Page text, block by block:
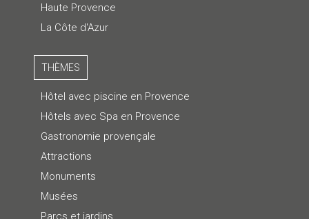
Haute Provence
La Côte d'Azur
THÈMES
Hôtel avec piscine en Provence
Hôtels avec Spa en Provence
Gastronomie provençale
Attractions
Monuments
Musées
Parcs et jardins